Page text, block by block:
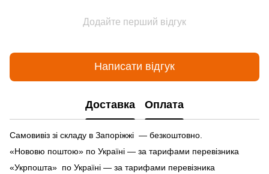
Додайте перший відгук
Написати відгук
Доставка Оплата
Самовивіз зі складу в Запоріжжі — безкоштовно.
«Нововю поштою» по Україні — за тарифами перевізника
«Укрпошта» по Україні — за тарифами перевізника